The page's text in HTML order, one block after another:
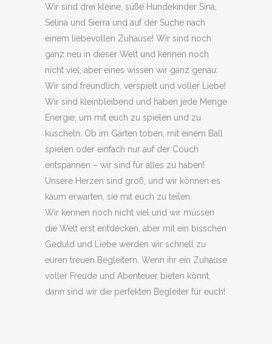
Wir sind drei kleine, süße Hundekinder Sina,
Selina und Sierra und auf der Suche nach
einem liebevollen Zuhause! Wir sind noch
ganz neu in dieser Welt und kennen noch
nicht viel, aber eines wissen wir ganz genau:
Wir sind freundlich, verspielt und voller Liebe!
Wir sind kleinbleibend und haben jede Menge
Energie, um mit euch zu spielen und zu
kuscheln. Ob im Garten toben, mit einem Ball
spielen oder einfach nur auf der Couch
entspannen – wir sind für alles zu haben!
Unsere Herzen sind groß, und wir können es
kaum erwarten, sie mit euch zu teilen.
Wir kennen noch nicht viel und wir müssen
die Welt erst entdecken, aber mit ein bisschen
Geduld und Liebe werden wir schnell zu
euren treuen Begleitern. Wenn ihr ein Zuhause
voller Freude und Abenteuer bieten könnt,
dann sind wir die perfekten Begleiter für euch!